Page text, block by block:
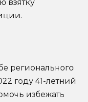
взятку
регионального
году 41-летний
избежать